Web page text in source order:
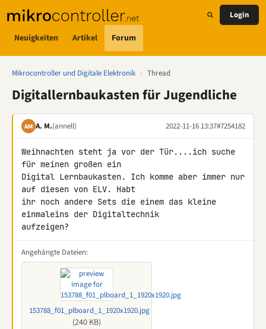
Neuigkeiten Artikel Forum
Login
Mikrocontroller und Digitale Elektronik › Thread
Digitallernbaukasten für Jugendliche
AM A. M.(annell) 2022-11-16 13:37#7254182
Weihnachten steht ja vor der Tür....ich suche
für meinen großen ein
Digital Lernbaukasten. Ich komme aber immer nur
auf diesen von ELV. Habt
ihr noch andere Sets die einem das kleine
einmaleins der Digitaltechnik
aufzeigen?
Angehängte Dateien:
153788_f01_plboard_1_1920x1920.jpg
(240 KB)